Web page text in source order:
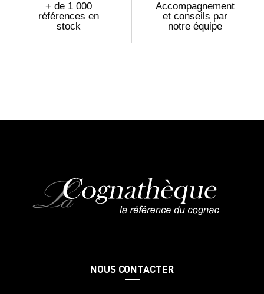
+ de 1 000
références en
stock
Accompagnement
et conseils par
notre équipe
NOUS CONTACTER